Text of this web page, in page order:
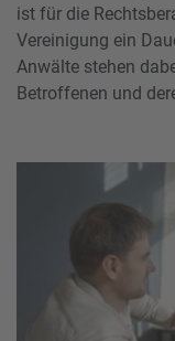
ist für die
Vereinigung ein
Anwälte stehen
Betroffenen und